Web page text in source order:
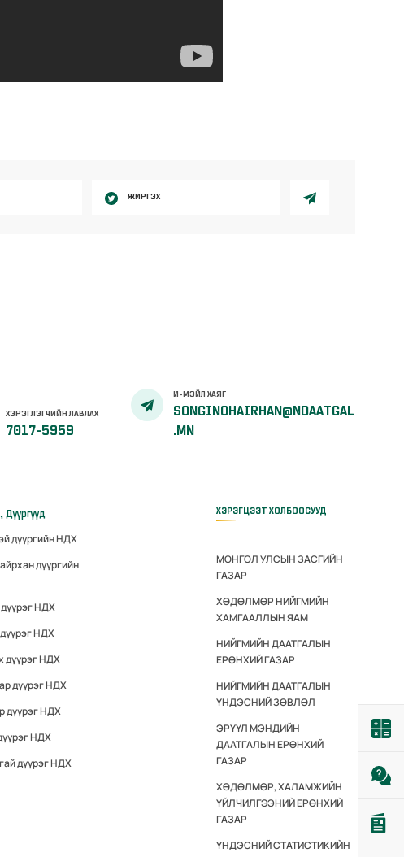
ЖИРГЭХ
ХЭРЭГЛЭГЧИЙН ЛАВЛАХ
7017-5959
И-МЭЙЛ ХАЯГ
SONGINOHAIRHAN@NDAATGAL
.MN
дүүргийн НДХ
дүүргийн
НДХ
НДХ
дүүрэг НДХ
дүүрэг НДХ
дүүрэг НДХ
НДХ
дүүрэг НДХ
ХЭРЭГЦЭЭТ ХОЛБООСУУД
МОНГОЛ УЛСЫН ЗАСГИЙН
ГАЗАР
ХӨДӨЛМӨР НИЙГМИЙН
ХАМГААЛЛЫН ЯАМ
НИЙГМИЙН ДААТГАЛЫН
ЕРӨНХИЙ ГАЗАР
НИЙГМИЙН ДААТГАЛЫН
ҮНДЭСНИЙ ЗӨВЛӨЛ
ЭРҮҮЛ МЭНДИЙН
ДААТГАЛЫН ЕРӨНХИЙ
ГАЗАР
ХӨДӨЛМӨР, ХАЛАМЖИЙН
ҮЙЛЧИЛГЭЭНИЙ ЕРӨНХИЙ
ГАЗАР
ҮНДЭСНИЙ СТАТИСТИКИЙН